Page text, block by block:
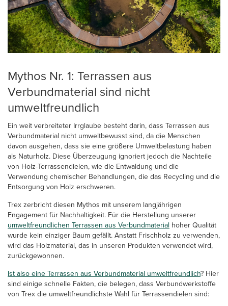
Mythos Nr. 1: Terrassen aus
Verbundmaterial sind nicht
umweltfreundlich
Ein weit verbreiteter Irrglaube besteht darin, dass Terrassen aus
Verbundmaterial nicht umweltbewusst sind, da die Menschen
davon ausgehen, dass sie eine größere Umweltbelastung haben
als Naturholz. Diese Überzeugung ignoriert jedoch die Nachteile
von Holz-Terrassendielen, wie die Entwaldung und die
Verwendung chemischer Behandlungen, die das Recycling und die
Entsorgung von Holz erschweren.
Trex zerbricht diesen Mythos mit unserem langjährigen
Engagement für Nachhaltigkeit. Für die Herstellung unserer
umweltfreundlichen Terrassen aus Verbundmaterial hoher Qualität
wurde kein einziger Baum gefällt. Anstatt Frischholz zu verwenden,
wird das Holzmaterial, das in unseren Produkten verwendet wird,
zurückgewonnen.
Ist also eine Terrassen aus Verbundmaterial umweltfreundlich? Hier
sind einige schnelle Fakten, die belegen, dass Verbundwerkstoffe
von Trex die umweltfreundlichste Wahl für Terrassendielen sind: